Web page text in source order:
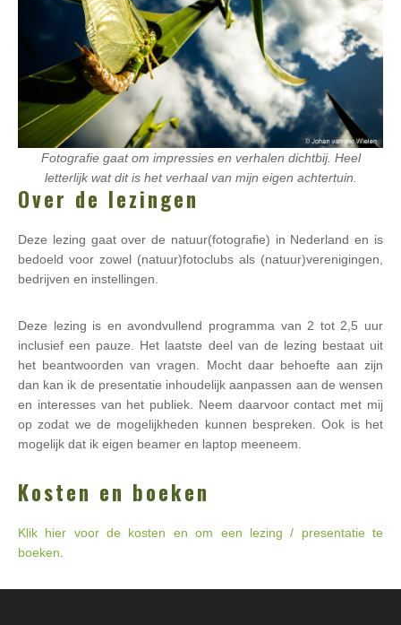
Fotografie gaat om impressies en verhalen dichtbij. Heel
letterlijk wat dit is het verhaal van mijn eigen achtertuin.
Over de lezingen
Deze lezing gaat over de natuur(fotografie) in Nederland en is
bedoeld voor zowel (natuur)fotoclubs als (natuur)verenigingen,
bedrijven en instellingen.
Deze lezing is en avondvullend programma van 2 tot 2,5 uur
inclusief een pauze. Het laatste deel van de lezing bestaat uit
het beantwoorden van vragen. Mocht daar behoefte aan zijn
dan kan ik de presentatie inhoudelijk aanpassen aan de wensen
en interesses van het publiek. Neem daarvoor contact met mij
op zodat we de mogelijkheden kunnen bespreken. Ook is het
mogelijk dat ik eigen beamer en laptop meeneem.
Kosten en boeken
Klik hier voor de kosten en om een lezing / presentatie te
boeken